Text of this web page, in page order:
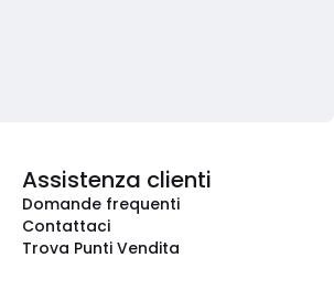
Assistenza clienti
Domande frequenti
Contattaci
Trova Punti Vendita